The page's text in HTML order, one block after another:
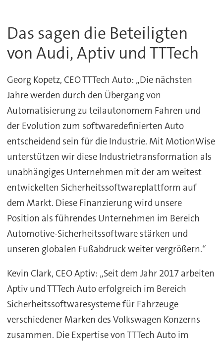
Das sagen die Beteiligten
von Audi, Aptiv und TTTech
Georg Kopetz, CEO TTTech Auto: „Die nächsten
Jahre werden durch den Übergang von
Automatisierung zu teilautonomem Fahren und
der Evolution zum softwaredefinierten Auto
entscheidend sein für die Industrie. Mit MotionWise
unterstützen wir diese Industrietransformation als
unabhängiges Unternehmen mit der am weitest
entwickelten Sicherheitssoftwareplattform auf
dem Markt. Diese Finanzierung wird unsere
Position als führendes Unternehmen im Bereich
Automotive-Sicherheitssoftware stärken und
unseren globalen Fußabdruck weiter vergrößern.“
Kevin Clark, CEO Aptiv: „Seit dem Jahr 2017 arbeiten
Aptiv und TTTech Auto erfolgreich im Bereich
Sicherheitssoftwaresysteme für Fahrzeuge
verschiedener Marken des Volkswagen Konzerns
zusammen. Die Expertise von TTTech Auto im